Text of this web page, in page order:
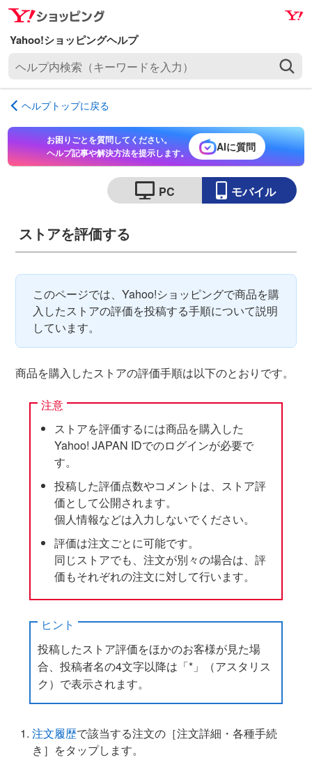
ナ
ビ
ゲ
ー
ョ
ン
へ
ス
キ
メ
イ
ン
コ
テ
ン
ツ
へ
ス
プ
内
検
索
（
入
ヘルプトップに戻る
お困りごとを質問してください。
ヘルプ記事や解決方法を提示します。
AIに質問
PC モバイル
ストアを評価する
このページでは、Yahoo!ショッピングで商品を購
入したストアの評価を投稿する手順について説明
しています。
商品を購入したストアの評価手順は以下のとおりです。
注意
ストアを評価するには商品を購入した
Yahoo! JAPAN IDでのログインが必要で
す。
投稿した評価点数やコメントは、ストア評
価として公開されます。
個人情報などは入力しないでください。
評価は注文ごとに可能です。
同じストアでも、注文が別々の場合は、評
価もそれぞれの注文に対して行います。
ヒント
投稿したストア評価をほかのお客様が見た場
合、投稿者名の4文字以降は「*」（アスタリス
ク）で表示されます。
注文履歴で該当する注文の［注文詳細・各種手続
き］をタップします。